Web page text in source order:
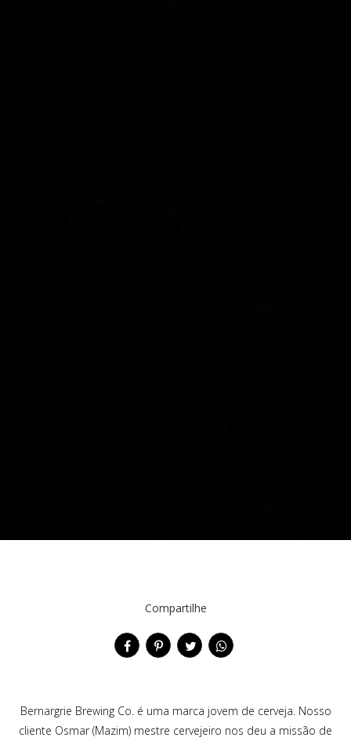
Compartilhe
Bernargrie Brewing Co. é uma marca jovem de cerveja. Nosso
cliente Osmar (Mazim) mestre cervejeiro nos deu a missão de